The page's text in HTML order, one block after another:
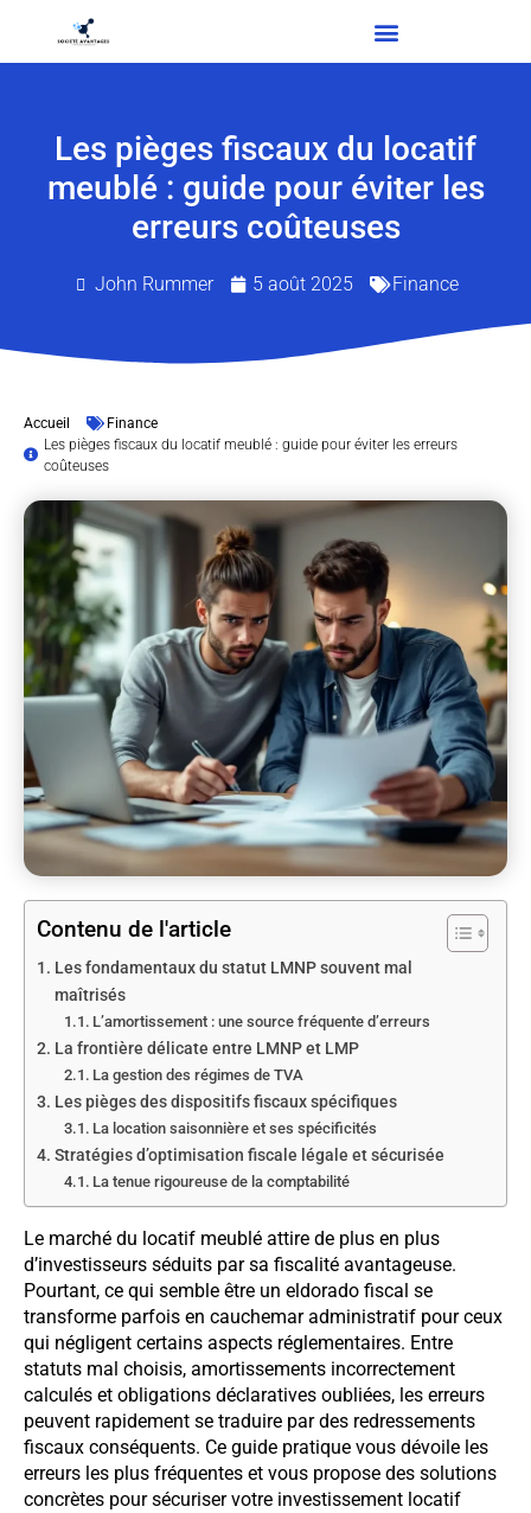
Les pièges fiscaux du locatif
meublé : guide pour éviter les
erreurs coûteuses
John Rummer 5 août 2025 Finance
Accueil
Finance
Les pièges fiscaux du locatif meublé : guide pour éviter les erreurs
coûteuses
Contenu de l'article
Les fondamentaux du statut LMNP souvent mal
maîtrisés
L’amortissement : une source fréquente d’erreurs
La frontière délicate entre LMNP et LMP
La gestion des régimes de TVA
Les pièges des dispositifs fiscaux spécifiques
La location saisonnière et ses spécificités
Stratégies d’optimisation fiscale légale et sécurisée
La tenue rigoureuse de la comptabilité
Le marché du locatif meublé attire de plus en plus
d’investisseurs séduits par sa fiscalité avantageuse.
Pourtant, ce qui semble être un eldorado fiscal se
transforme parfois en cauchemar administratif pour ceux
qui négligent certains aspects réglementaires. Entre
statuts mal choisis, amortissements incorrectement
calculés et obligations déclaratives oubliées, les erreurs
peuvent rapidement se traduire par des redressements
fiscaux conséquents. Ce guide pratique vous dévoile les
erreurs les plus fréquentes et vous propose des solutions
concrètes pour sécuriser votre investissement locatif